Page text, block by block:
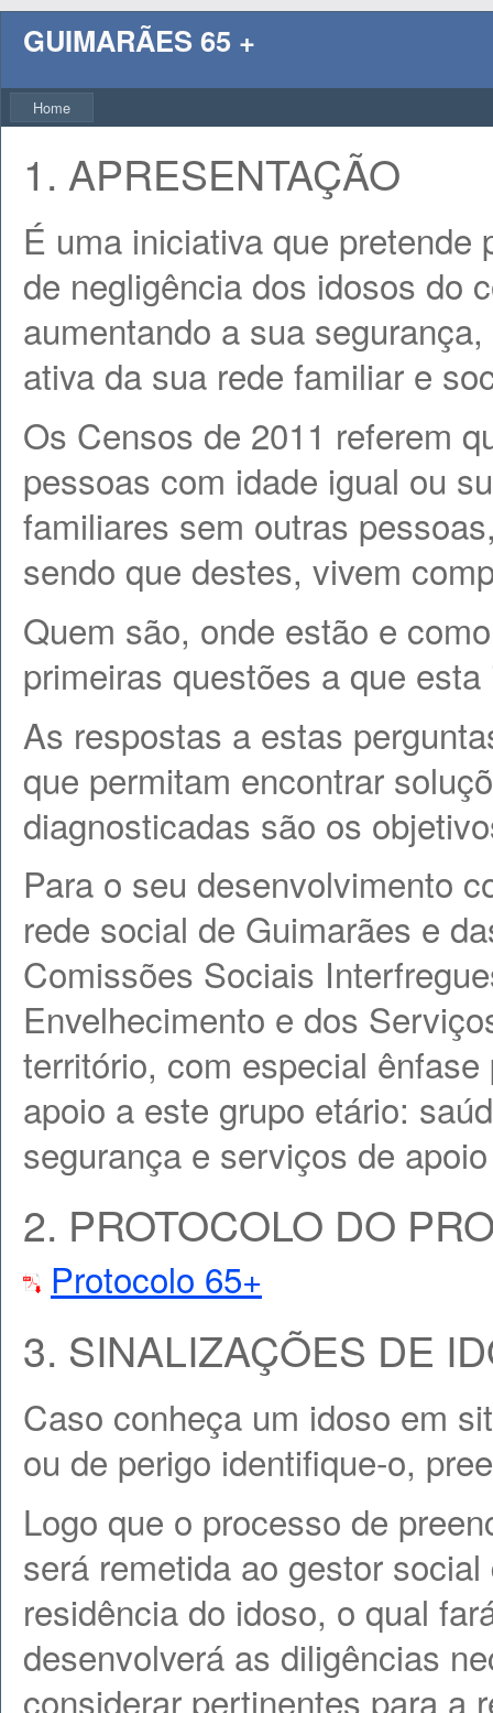
GUIMARÃES 65 +
Home
1. APRESENTAÇÃO
É uma iniciativa que
de negligência dos idosos do
aumentando a sua
ativa da sua rede familiar e
Os Censos de 2011 referem
pessoas com idade igual ou
familiares sem outras
sendo que destes, vivem
Quem são, onde estão e
primeiras questões a que
As respostas a estas
que permitam encontrar
diagnosticadas são os
Para o seu desenvolvimento
rede social de Guimarães e
Comissões Sociais
Envelhecimento e dos
território, com especial
apoio a este grupo etário:
segurança e serviços de
2. PROTOCOLO DO
Protocolo 65+
3. SINALIZAÇÕES DE
Caso conheça um idoso em
ou de perigo identifique-o,
Logo que o processo de
será remetida ao gestor
residência do idoso, o qual
desenvolverá as diligências
considerar pertinentes para a